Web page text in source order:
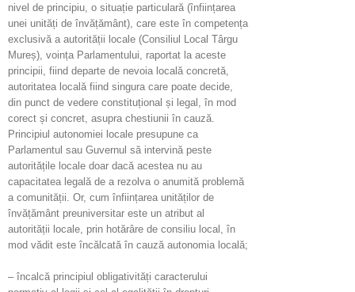
nivel de principiu, o situație particulară (înființarea
unei unități de învățământ), care este în competența
exclusivă a autorității locale (Consiliul Local Târgu
Mureș), voința Parlamentului, raportat la aceste
principii, fiind departe de nevoia locală concretă,
autoritatea locală fiind singura care poate decide,
din punct de vedere constituțional și legal, în mod
corect și concret, asupra chestiunii în cauză.
Principiul autonomiei locale presupune ca
Parlamentul sau Guvernul să intervină peste
autoritățile locale doar dacă acestea nu au
capacitatea legală de a rezolva o anumită problemă
a comunității. Or, cum înființarea unităților de
învățământ preuniversitar este un atribut al
autorității locale, prin hotărâre de consiliu local, în
mod vădit este încălcată în cauză autonomia locală;
– încalcă principiul obligativități caracterului